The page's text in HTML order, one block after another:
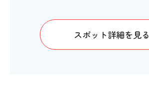
スポット詳細を見る